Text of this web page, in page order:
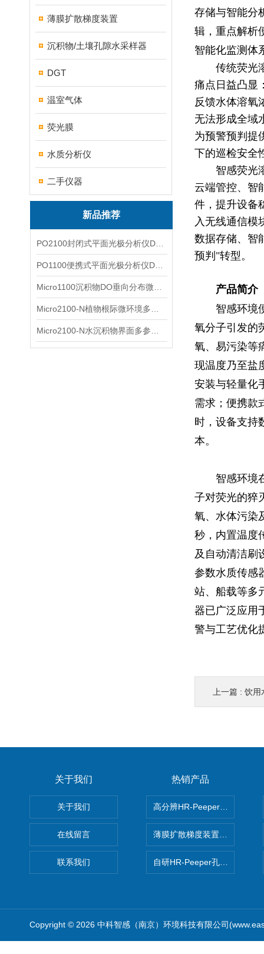
薄膜扩散梯度装置
沉积物/土壤孔隙水采样器
DGT
温室气体
荧光膜
水质分析仪
二手仪器
新品推荐
存储与智能分
辑，重点解析
智能化监测体
传统荧光
痛点日益凸显
反馈水体溶氧
无法形成全域
为预警预判提
下的巡检安全
智感荧光
云端管控、智
件，提升设备
入无线通信模
数据存储、智
预判"转型。
产品简介
智感环境
氧分子引发的
氧、易污染等
现温度乃至盐
安装与轻量化
需求；便携款
时，设备支持
本。
智感环境
子对荧光的猝
氧、水体污染
秒，内置温度
及自动清洁刷
参数水质传感
站、船载等多
器已广泛应用
警与工艺优化
上一篇 : 饮用水
关于我们
关于我们
在线留言
联系我们
热销产品
高分辨HR-Peeper采样器孔隙
薄膜扩散梯度装置 Agl DGT
自研HR-Peeper孔隙水采样器
Copyright © 2026 中科智感（南京）环境科技有限公司